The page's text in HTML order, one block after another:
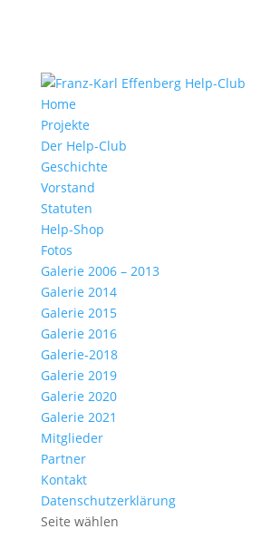
Home
Projekte
Der Help-Club
Geschichte
Vorstand
Statuten
Help-Shop
Fotos
Galerie 2006 – 2013
Galerie 2014
Galerie 2015
Galerie 2016
Galerie-2018
Galerie 2019
Galerie 2020
Galerie 2021
Mitglieder
Partner
Kontakt
Datenschutzerklärung
Seite wählen